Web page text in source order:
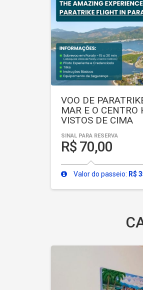
VOO DE
MAR E O CENTRO
VISTOS DE CIMA
SINAL PARA RESERVA
R$ 70,00
Valor do passeio: R$